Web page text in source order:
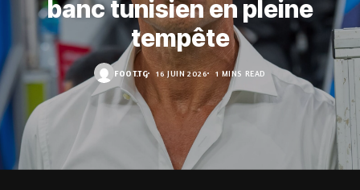
banc tunisien en pleine
tempête
FOOT.TG 16 JUIN 2026 1 MINS READ